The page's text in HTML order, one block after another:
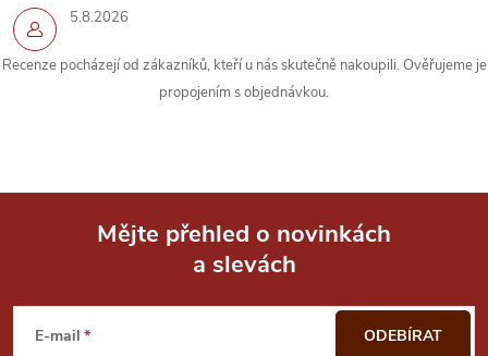
v
k
ý
5.8.2026
Recenze pocházejí od zákazníků, kteří u nás skutečně nakoupili. Ověřujeme je
propojením s objednávkou.
Mějte přehled o novinkách
a slevách
E-mail ODEBÍRAT